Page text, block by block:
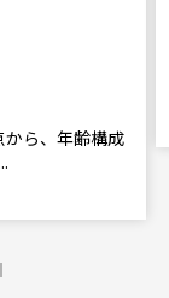
ら、年齢構成